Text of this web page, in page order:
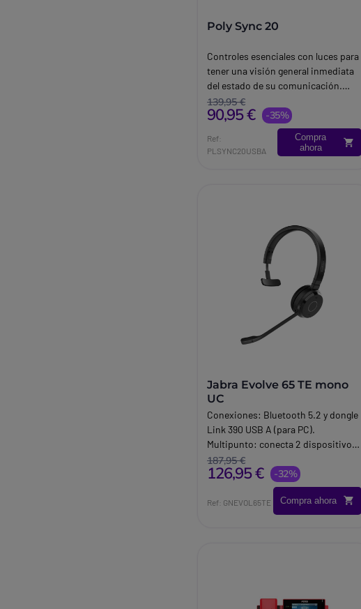
Poly Sync 20
Controles esenciales con luces para
tener una visión general inmediata
del estado de su comunicación.
Compatible con Windows, Mac OS,
Andorid i IOSDimensiones: 182 x 95
139,95 €
90,95 € -35%
Ref:
PLSYNC20USBA
Compra
ahora
Jabra Evolve 65 TE mono
UC
Conexiones: Bluetooth 5.2 y dongle
Link 390 USB A (para PC).
Multipunto: conecta 2 dispositivos
simultáneamente (se pueden
memorizar 8). Protección acústica
del usuario Jabra Safe.
Tone™Busylight LED integrado.
187,95 €
126,95 € -32%
Ref: GNEVOL65TE Compra ahora